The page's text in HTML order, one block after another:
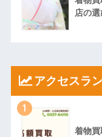
店の
アクセスラ
1
着物